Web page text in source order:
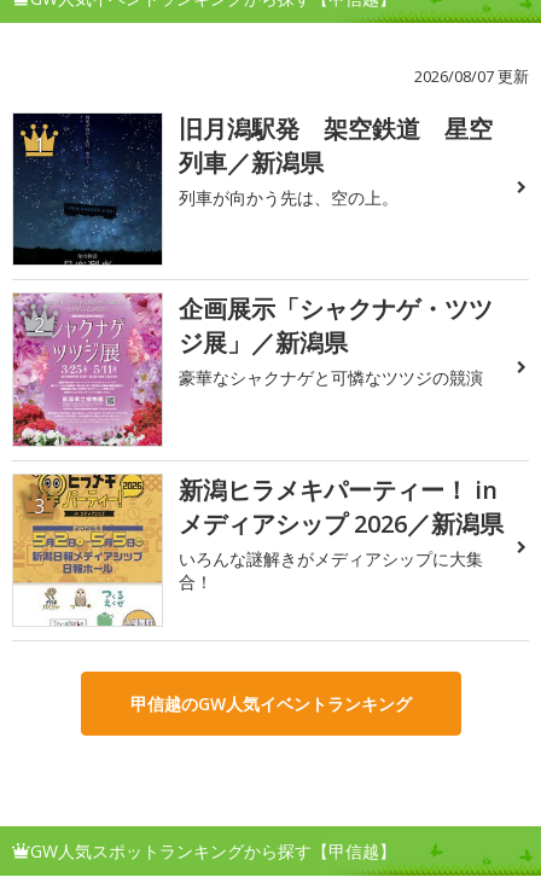
2026/08/07 更新
1
旧月潟駅発 架空鉄道 星空
列車／新潟県
列車が向かう先は、空の上。
2
企画展示「シャクナゲ・ツツ
ジ展」／新潟県
豪華なシャクナゲと可憐なツツジの競演
3
新潟ヒラメキパーティー！ in
メディアシップ 2026／新潟県
いろんな謎解きがメディアシップに大集
合！
甲信越のGW人気イベントランキング
GW人気スポットランキングから探す【甲信越】